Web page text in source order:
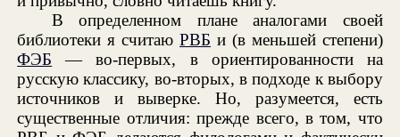
В определенном плане аналогами своей
библиотеки я считаюРВБ и (в меньшей степени)
ФЭБ — во-первых, в ориентированности на
русскую классику, во-вторых, в подходе к выбору
источников и выверке. Но, разумеется, есть
существенные отличия: прежде всего, в том, что